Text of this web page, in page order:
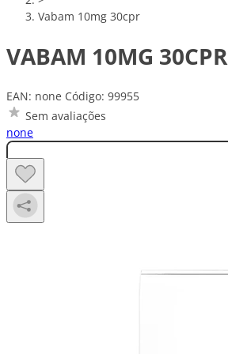
Vabam 10mg 30cpr
VABAM 10MG 30CPR
EAN: none Código: 99955
Sem avaliações
none